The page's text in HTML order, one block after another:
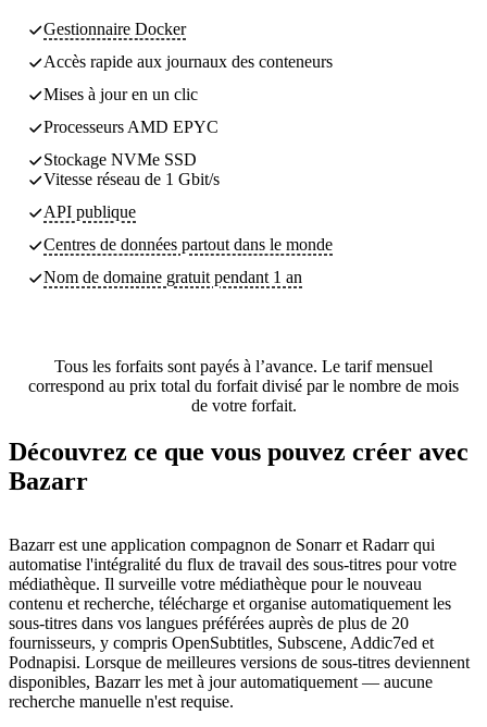
Gestionnaire Docker
Accès rapide aux journaux des conteneurs
Mises à jour en un clic
Processeurs AMD EPYC
Stockage NVMe SSD
Vitesse réseau de 1 Gbit/s
API publique
Centres de données partout dans le monde
Nom de domaine gratuit pendant 1 an
Tous les forfaits sont payés à l’avance. Le tarif mensuel
correspond au prix total du forfait divisé par le nombre de mois
de votre forfait.
Découvrez ce que vous pouvez créer avec
Bazarr
Bazarr est une application compagnon de Sonarr et Radarr qui
automatise l'intégralité du flux de travail des sous-titres pour votre
médiathèque. Il surveille votre médiathèque pour le nouveau
contenu et recherche, télécharge et organise automatiquement les
sous-titres dans vos langues préférées auprès de plus de 20
fournisseurs, y compris OpenSubtitles, Subscene, Addic7ed et
Podnapisi. Lorsque de meilleures versions de sous-titres deviennent
disponibles, Bazarr les met à jour automatiquement — aucune
recherche manuelle n'est requise.